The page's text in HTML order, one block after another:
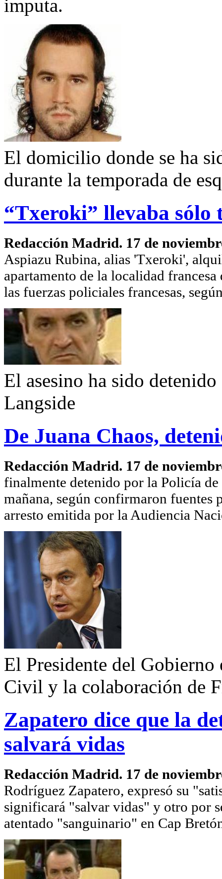
imputa.
El domicilio donde se ha
durante la temporada de
“Txeroki” llevaba sólo
Redacción Madrid. 17 de
Aspiazu Rubina, alias 'Txeroki',
apartamento de la localidad
las fuerzas policiales francesas,
El asesino ha sido
Langside
De Juana Chaos,
Redacción Madrid. 17 de
finalmente detenido por la Policía
mañana, según confirmaron fuentes
arresto emitida por la Audiencia
El Presidente del
Civil y la colaboración de
Zapatero dice que la
salvará vidas
Redacción Madrid. 17 de
Rodríguez Zapatero, expresó su
significará "salvar vidas" y otro por
atentado "sanguinario" en Cap